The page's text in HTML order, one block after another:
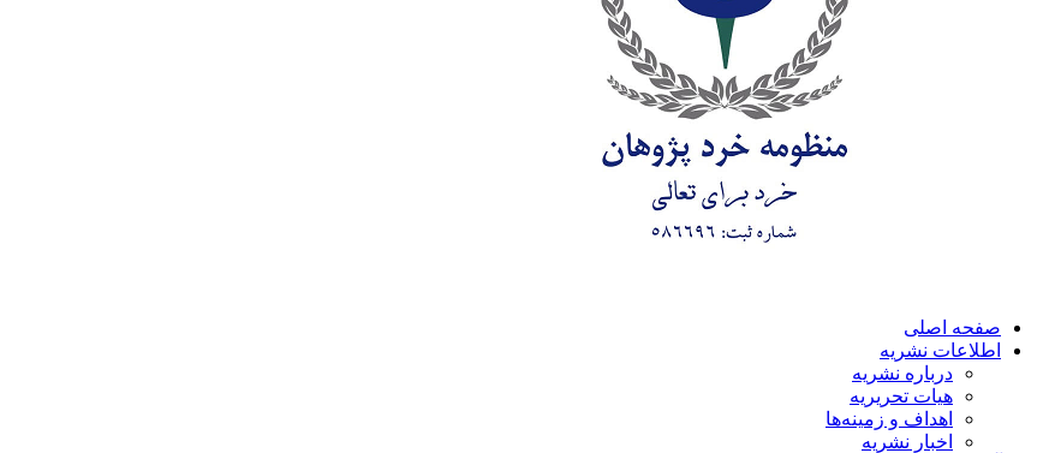
صفحه اصلی
اطلاعات نشریه
درباره نشریه
هیات تحریریه
اهداف و زمینه‌ها
اخبار نشریه